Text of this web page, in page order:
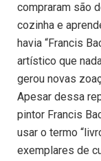
compraram são
cozinha e
havia “Francis
artístico que
gerou novas
Apesar dessa
pintor Francis
usar o termo
exemplares de